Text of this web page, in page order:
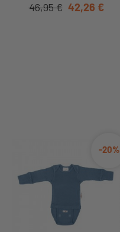
46,95 € 42,26 €
-20%